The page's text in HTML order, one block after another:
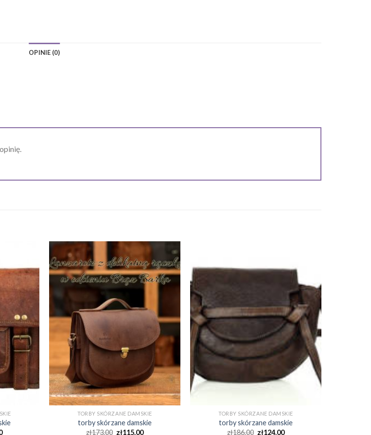
OPINIE (0)
TORBY SKÓRZANE DAMSKIE
torby skórzane damskie
zł173.00 zł115.00
TORBY SKÓRZANE DAMSKIE
torby skórzane damskie
zł186.00 zł124.00